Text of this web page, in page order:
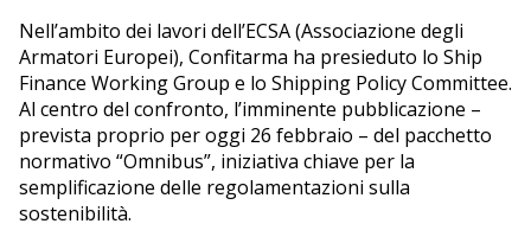
Nell’ambito dei lavori dell’ECSA (Associazione degli
Armatori Europei), Confitarma ha presieduto lo Ship
Finance Working Group e lo Shipping Policy Committee.
Al centro del confronto, l’imminente pubblicazione –
prevista proprio per oggi 26 febbraio – del pacchetto
normativo “Omnibus”, iniziativa chiave per la
semplificazione delle regolamentazioni sulla
sostenibilità.